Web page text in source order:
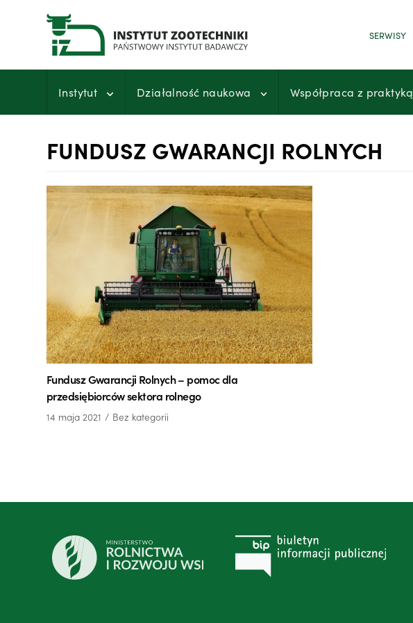
Przejdź
SERWISY
Instytut Działalność naukowa Współpraca z praktyką
FUNDUSZ GWARANCJI ROLNYCH
Fundusz Gwarancji Rolnych – pomoc dla
przedsiębiorców sektora rolnego
14 maja 2021 Bez kategorii